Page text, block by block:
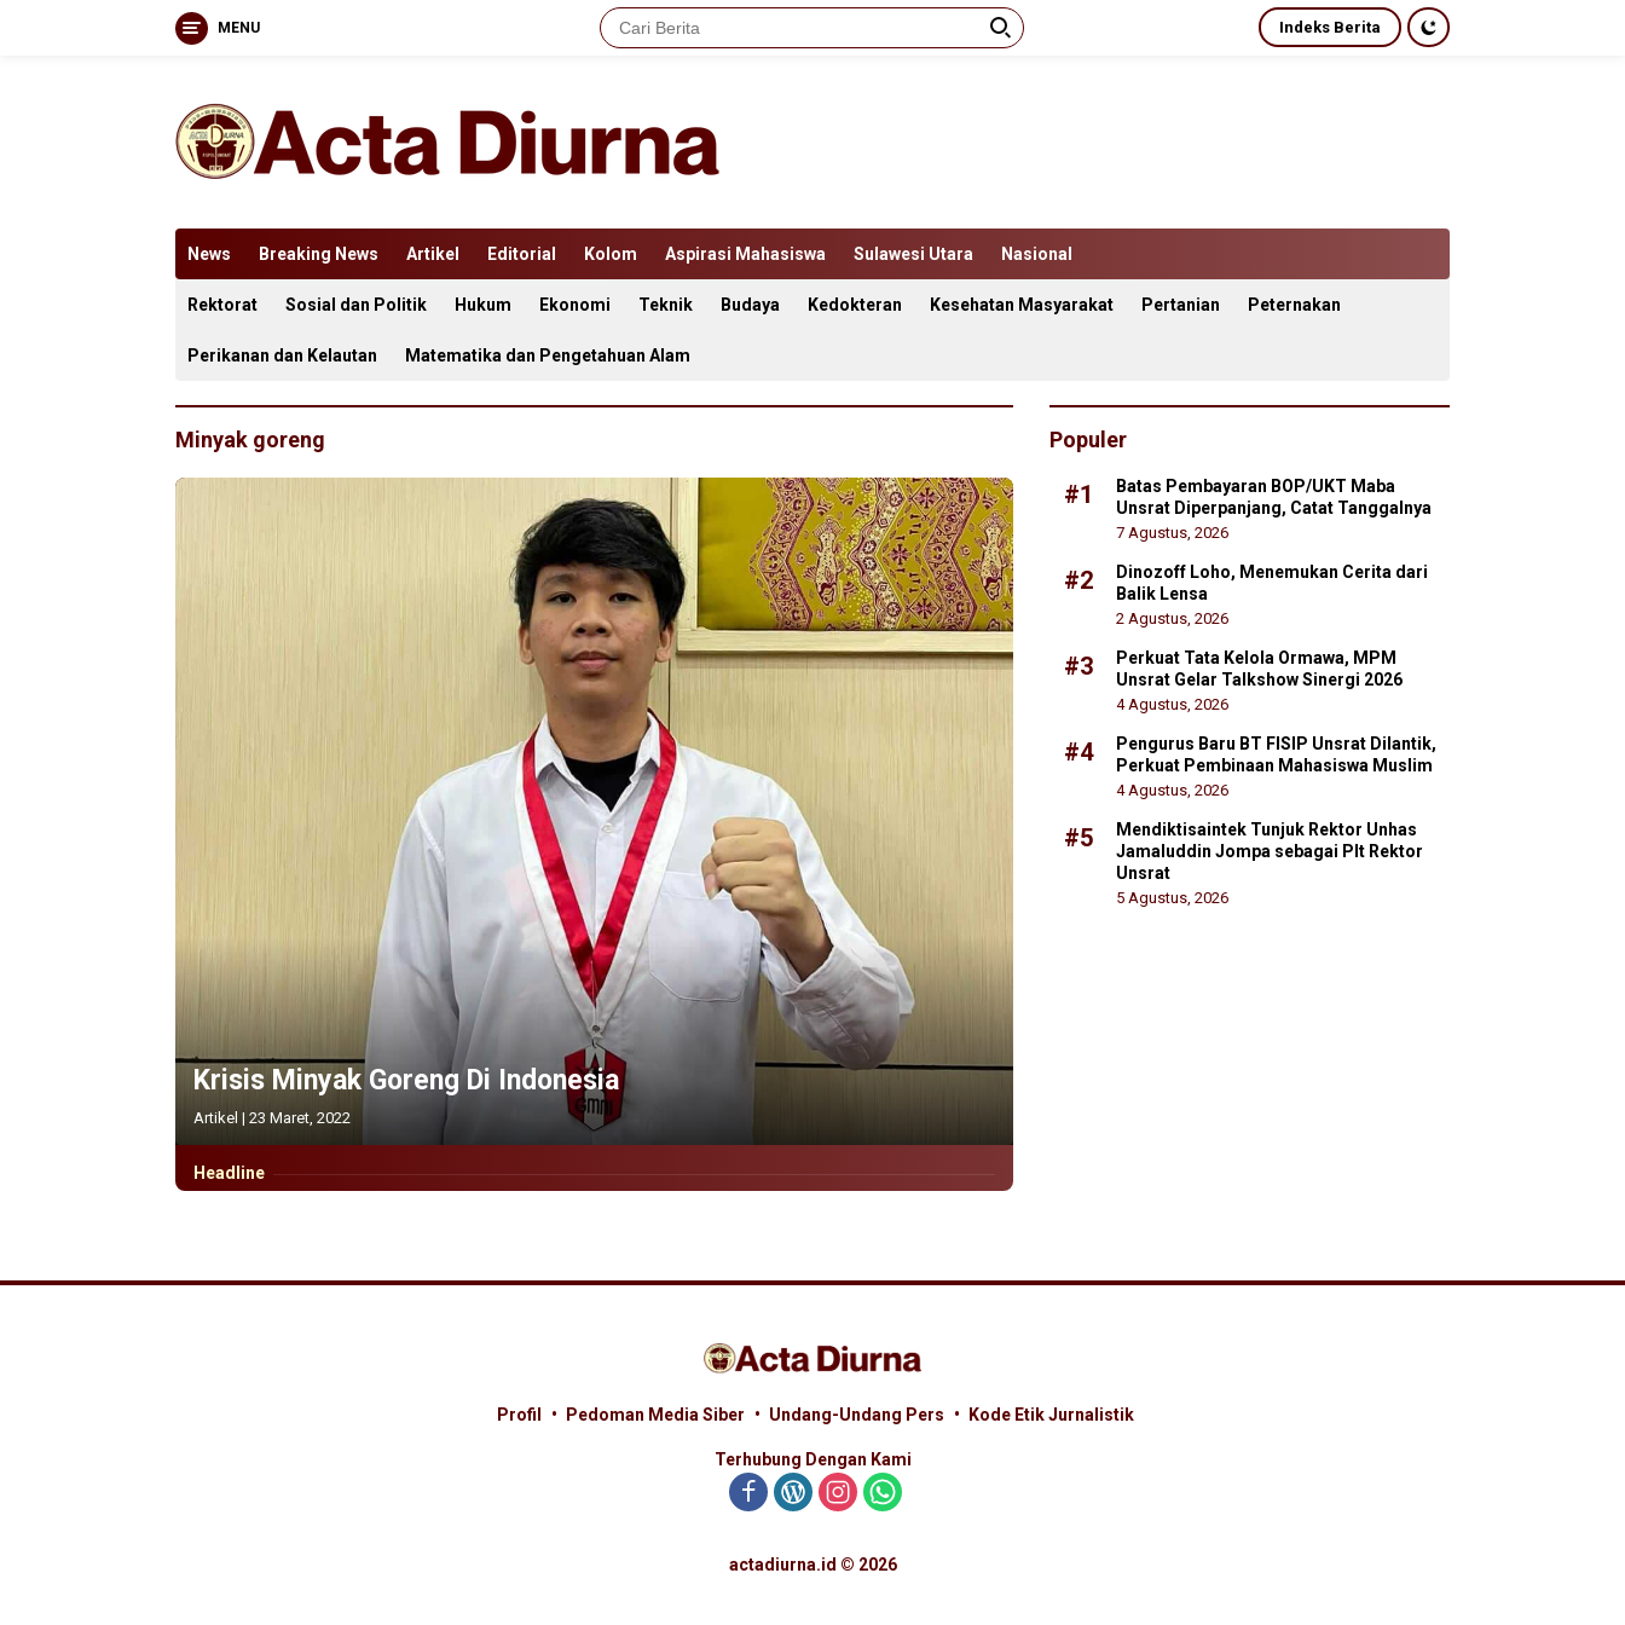
MENU Indeks Berita
News Breaking News Artikel Editorial Kolom Aspirasi Mahasiswa Sulawesi Utara Nasional
Rektorat Sosial dan Politik Hukum Ekonomi Teknik Budaya Kedokteran Kesehatan Masyarakat Pertanian Peternakan
Perikanan dan Kelautan Matematika dan Pengetahuan Alam
Minyak goreng
Krisis Minyak Goreng Di Indonesia
Artikel | 23 Maret, 2022
Headline
Populer
#1
Batas Pembayaran BOP/UKT Maba
Unsrat Diperpanjang, Catat Tanggalnya
7 Agustus, 2026
#2
Dinozoff Loho, Menemukan Cerita dari
Balik Lensa
2 Agustus, 2026
#3
Perkuat Tata Kelola Ormawa, MPM
Unsrat Gelar Talkshow Sinergi 2026
4 Agustus, 2026
#4
Pengurus Baru BT FISIP Unsrat Dilantik,
Perkuat Pembinaan Mahasiswa Muslim
4 Agustus, 2026
#5
Mendiktisaintek Tunjuk Rektor Unhas
Jamaluddin Jompa sebagai Plt Rektor
Unsrat
5 Agustus, 2026
Profil Pedoman Media Siber Undang-Undang Pers Kode Etik Jurnalistik
Terhubung Dengan Kami
actadiurna.id © 2026